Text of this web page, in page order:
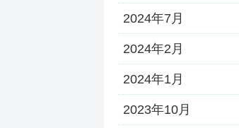
2024年7月
2024年2月
2024年1月
2023年10月